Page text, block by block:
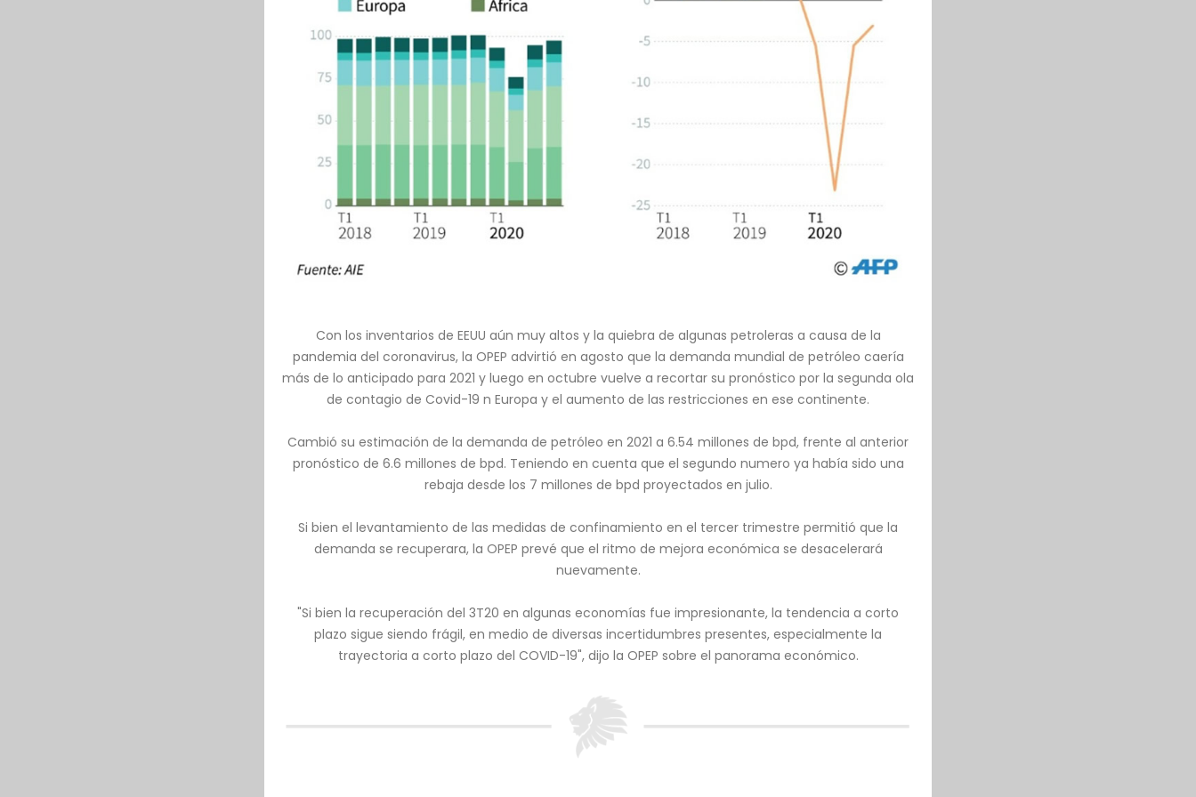
Con los inventarios de EEUU aún muy altos y la quiebra de algunas petroleras a causa de la
pandemia del coronavirus, la OPEP advirtió en agosto que la demanda mundial de petróleo caería
más de lo anticipado para 2021 y luego en octubre vuelve a recortar su pronóstico por la segunda ola
de contagio de Covid-19 n Europa y el aumento de las restricciones en ese continente.
Cambió su estimación de la demanda de petróleo en 2021 a 6.54 millones de bpd, frente al anterior
pronóstico de 6.6 millones de bpd. Teniendo en cuenta que el segundo numero ya había sido una
rebaja desde los 7 millones de bpd proyectados en julio.
Si bien el levantamiento de las medidas de confinamiento en el tercer trimestre permitió que la
demanda se recuperara, la OPEP prevé que el ritmo de mejora económica se desacelerará
nuevamente.
"Si bien la recuperación del 3T20 en algunas economías fue impresionante, la tendencia a corto
plazo sigue siendo frágil, en medio de diversas incertidumbres presentes, especialmente la
trayectoria a corto plazo del COVID-19", dijo la OPEP sobre el panorama económico.